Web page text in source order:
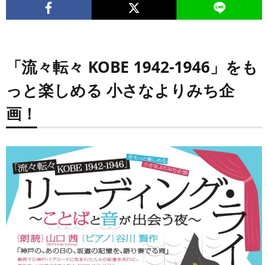
「流々転々 KOBE 1942-1946」 をも
っと楽しめる 小さなよりみち企
画！